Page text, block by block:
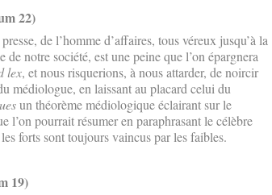
22)
de l’homme d’affaires, tous véreux jusqu’à la
notre société, est une peine que l’on épargnera
lex, et nous risquerions, à nous attarder, de noircir
médiologue, en laissant au placard celui du
un théorème médiologique éclairant sur le
l’on pourrait résumer en paraphrasant le célèbre
forts sont toujours vaincus par les faibles.
19)